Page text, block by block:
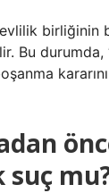
birliğinin
Bu durumda,
suç